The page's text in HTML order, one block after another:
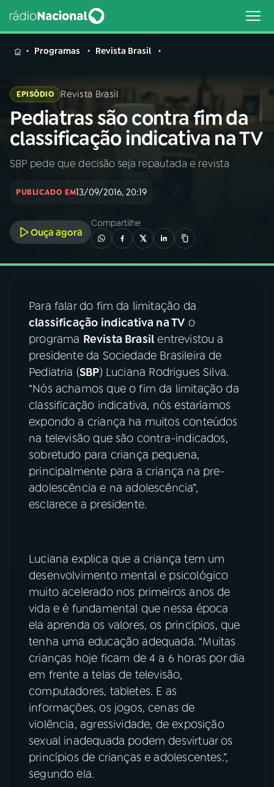
MENU
Buscar
na
Rádio
Nacional
Buscar
01INÍCIO
02A RÁDIO
03PROGRAMAÇÃO
04PROGRAMAS
05 PODCASTS
06VIDEOCASTS
07 ÚLTIMAS
08FESTIVAL DE MÚSICA
YouTube Facebook
Instagram
TikTok
Programas Revista Brasil
EPISÓDIO Revista Brasil
Pediatras são contra fim da
classificação indicativa na TV
SBP pede que decisão seja repautada e revista
PUBLICADO EM13/09/2016, 20:19
Ouça agora
Compartilhe
Para falar do fim da limitação da
classificação indicativa na TV o
programa Revista Brasil entrevistou a
presidente da Sociedade Brasileira de
Pediatria (SBP) Luciana Rodrigues Silva.
“Nós achamos que o fim da limitação da
classificação indicativa, nós estaríamos
expondo a criança ha muitos conteúdos
na televisão que são contra-indicados,
sobretudo para criança pequena,
principalmente para a criança na pre-
adolescência e na adolescência”,
esclarece a presidente.
Luciana explica que a criança tem um
desenvolvimento mental e psicológico
muito acelerado nos primeiros anos de
vida e é fundamental que nessa época
ela aprenda os valores, os princípios, que
tenha uma educação adequada. “Muitas
crianças hoje ficam de 4 a 6 horas por dia
em frente a telas de televisão,
computadores, tabletes. E as
informações, os jogos, cenas de
violência, agressividade, de exposição
sexual inadequada podem desvirtuar os
princípios de crianças e adolescentes.”,
segundo ela.